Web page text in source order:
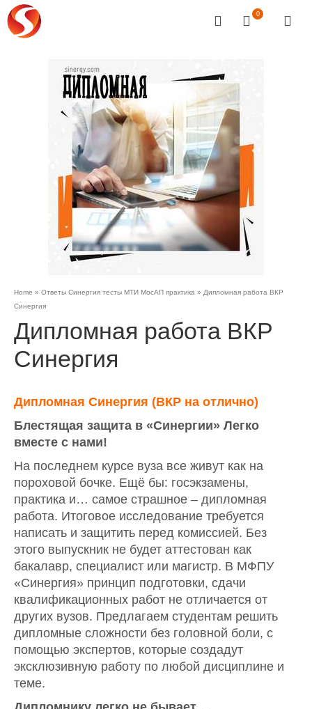
0
Home » Ответы Синергия тесты МТИ МосАП практика » Дипломная работа ВКР
Синергия
Дипломная работа ВКР
Синергия
Дипломная Синергия (ВКР на отлично)
Блестящая защита в «Синергии» Легко
вместе с нами!
На последнем курсе вуза все живут как на
пороховой бочке. Ещё бы: госэкзамены,
практика и… самое страшное – дипломная
работа. Итоговое исследование требуется
написать и защитить перед комиссией. Без
этого выпускник не будет аттестован как
бакалавр, специалист или магистр. В МФПУ
«Синергия» принцип подготовки, сдачи
квалификационных работ не отличается от
других вузов. Предлагаем студентам решить
дипломные сложности без головной боли, с
помощью экспертов, которые создадут
эксклюзивную работу по любой дисциплине и
теме.